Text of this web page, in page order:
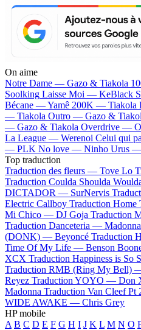
On aime
Notre Dame — Gazo & Tiakola
Soolking Laisse Moi — KeBlack
Bécane —Yamê 200K — Tiakola
— Tiakola Outro — Gazo &
— Gazo & Tiakola Overdrive —
La League — Werenoi Celui qui
— PLK No love — Ninho Urus —
Top traduction
Traduction des fleurs — Tove Lo
Traduction Coulda Shoulda
DICTADOR — SurNervis
Electric Callboy Traduction
Mi Chico — DJ Goja Traduction
Traduction Danceteria — Madonna
(DONK) — Beyoncé Traduction
Time Of My Life — Benson
XCX Traduction Happiness is So
Traduction RMB (Ring My Bell)
Reyez Traduction YOYO — Don
Madonna Traduction Van Cleef
WIDE AWAKE — Chris Grey
HP mobile
A B C D E F G H I J K L M N O